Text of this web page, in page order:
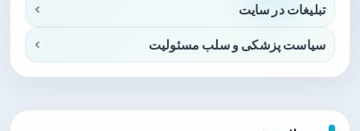
تبلیغات در سایت
سیاست پزشکی و سلب مسئولیت